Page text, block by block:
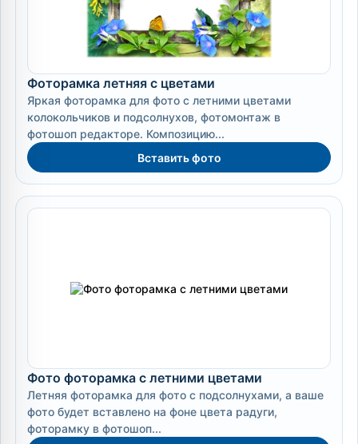
Фоторамка летняя с цветами
Яркая фоторамка для фото с летними цветами
колокольчиков и подсолнухов, фотомонтаж в
фотошоп редакторе. Композицию...
Вставить фото
Фото фоторамка с летними цветами
Летняя фоторамка для фото с подсолнухами, а ваше
фото будет вставлено на фоне цвета радуги,
фоторамку в фотошоп...